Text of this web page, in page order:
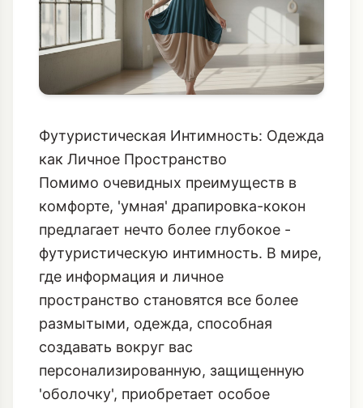
Футуристическая Интимность: Одежда
как Личное Пространство
Помимо очевидных преимуществ в
комфорте, 'умная' драпировка-кокон
предлагает нечто более глубокое -
футуристическую интимность. В мире,
где информация и личное
пространство становятся все более
размытыми, одежда, способная
создавать вокруг вас
персонализированную, защищенную
'оболочку', приобретает особое